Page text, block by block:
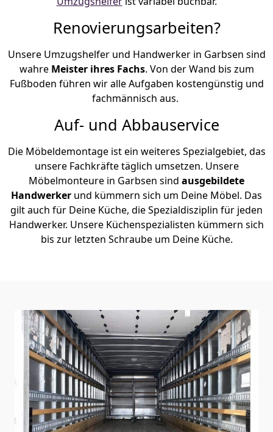
Renovierungsarbeiten?
Unsere Umzugshelfer und Handwerker in Garbsen sind
wahre Meister ihres Fachs. Von der Wand bis zum
Fußboden führen wir alle Aufgaben kostengünstig und
fachmännisch aus.
Auf- und Abbauservice
Die Möbeldemontage ist ein weiteres Spezialgebiet, das
unsere Fachkräfte täglich umsetzen. Unsere
Möbelmonteure in Garbsen sind ausgebildete
Handwerker und kümmern sich um Deine Möbel. Das
gilt auch für Deine Küche, die Spezialdisziplin für jeden
Handwerker. Unsere Küchenspezialisten kümmern sich
bis zur letzten Schraube um Deine Küche.